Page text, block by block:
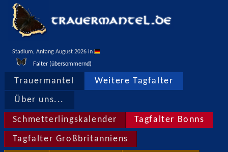
Stadium, Anfang August 2026 in
Falter (übersommernd)
Trauermantel Weitere Tagfalter
Über uns...
Schmetterlingskalender Tagfalter Bonns
Tagfalter Großbritanniens